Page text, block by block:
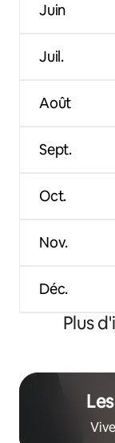
Juin
Juil.
Août
Sept.
Oct.
Nov.
Déc.
Plus